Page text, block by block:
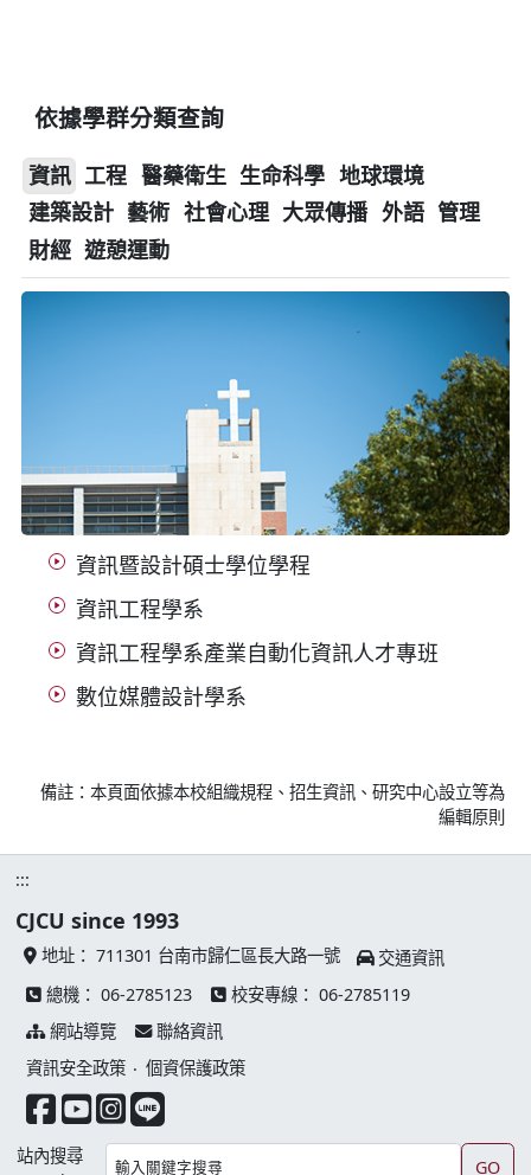
依據學群分類查詢
資訊 工程 醫藥衛生 生命科學 地球環境
建築設計 藝術 社會心理 大眾傳播 外語 管理
財經 遊憩運動
資訊暨設計碩士學位學程
資訊工程學系
資訊工程學系產業自動化資訊人才專班
數位媒體設計學系
備註：本頁面依據本校組織規程、招生資訊、研究中心設立等為
編輯原則
:::
CJCU since 1993
地址： 711301 台南市歸仁區長大路一號
交通資訊
總機： 06-2785123 校安專線： 06-2785119
網站導覽
聯絡資訊
資訊安全政策 ‧ 個資保護政策
facebook 連結
youtube 連結
instagram 連結
line 連結
站內搜尋
GO